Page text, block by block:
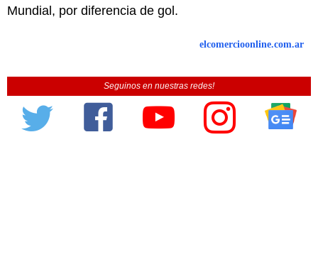
Mundial, por diferencia de gol.
elcomercioonline.com.ar
Seguinos en nuestras redes!